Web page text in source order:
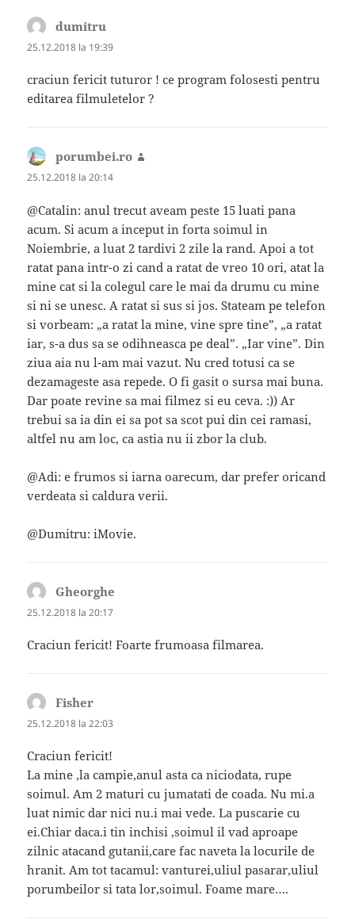
dumitru
25.12.2018 la 19:39
craciun fericit tuturor ! ce program folosesti pentru
editarea filmuletelor ?
porumbei.ro
25.12.2018 la 20:14
@Catalin: anul trecut aveam peste 15 luati pana
acum. Si acum a inceput in forta soimul in
Noiembrie, a luat 2 tardivi 2 zile la rand. Apoi a tot
ratat pana intr-o zi cand a ratat de vreo 10 ori, atat la
mine cat si la colegul care le mai da drumu cu mine
si ni se unesc. A ratat si sus si jos. Stateam pe telefon
si vorbeam: „a ratat la mine, vine spre tine”, „a ratat
iar, s-a dus sa se odihneasca pe deal”. „Iar vine”. Din
ziua aia nu l-am mai vazut. Nu cred totusi ca se
dezamageste asa repede. O fi gasit o sursa mai buna.
Dar poate revine sa mai filmez si eu ceva. :)) Ar
trebui sa ia din ei sa pot sa scot pui din cei ramasi,
altfel nu am loc, ca astia nu ii zbor la club.
@Adi: e frumos si iarna oarecum, dar prefer oricand
verdeata si caldura verii.
@Dumitru: iMovie.
Gheorghe
25.12.2018 la 20:17
Craciun fericit! Foarte frumoasa filmarea.
Fisher
25.12.2018 la 22:03
Craciun fericit!
La mine ,la campie,anul asta ca niciodata, rupe
soimul. Am 2 maturi cu jumatati de coada. Nu mi.a
luat nimic dar nici nu.i mai vede. La puscarie cu
ei.Chiar daca.i tin inchisi ,soimul il vad aproape
zilnic atacand gutanii,care fac naveta la locurile de
hranit. Am tot tacamul: vanturei,uliul pasarar,uliul
porumbeilor si tata lor,soimul. Foame mare….